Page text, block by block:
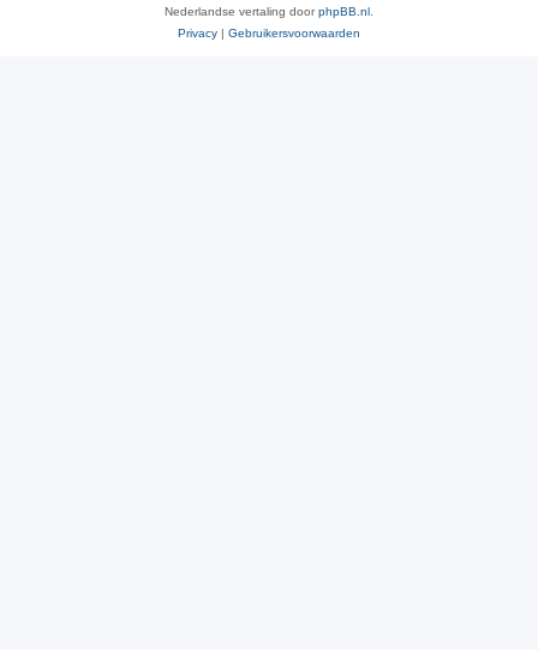
Nederlandse vertaling doorphpBB.nl
Privacy | Gebruikersvoorwaarden